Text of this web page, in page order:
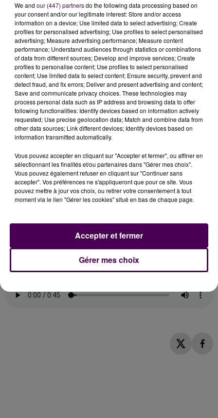
DES COLLECTES ITINÉRANTES AUSSI
DANS LES ÉCOLES ET LES
ENTREPRISES
Ce dispositif a pour but de sensibiliser les habitants au
recyclage :"En fin de vide-greniers, soit les
particuliers ramènent leurs objets invendus chez eux
et les donnent ou les remettent en vente par un
autre canal. Soit ils s’en débarrassent en les
déposant à la déchetterie"poursuit Romain
Chaupitre. L’association cible une dizaine
d’événements cette année.Les organisateurs de
Emmaüs pour bénéficier de ce dispositif. Ce
système de collecte itinérante peut aussi se déplacer
sur demande des entreprises ou des écoles.
Romain Chaupitre
We and our (447) partnersdo the following data processing based on
your consent and/or our legitimate interest: Store and/or access
information on a device; Use limited data to select advertising; Create
profiles for personalised advertising; Use profiles to select personalised
advertising; Measure advertising performance; Measure content
performance; Understand audiences through statistics or combinations
of data from different sources; Develop and improve services; Create
profiles to personalise content; Use profiles to select personalised
content; Use limited data to select content; Ensure security, prevent and
detect fraud, and fix errors; Deliver and present advertising and content;
Save and communicate privacy choices. These technologies may
process personal data such as IP address and browsing data to offer
following functionalities: Identify devices based on information actively
requested; Use precise geolocation data; Match and combine data from
other data sources; Link different devices; Identify devices based on
information transmitted automatically.
Vous pouvez accepter en cliquant sur "Accepter et fermer", ou affiner en
sélectionnant les finalités et/ou partenaires dans "Gérer mes choix".
Vous pouvez également refuser en cliquant sur "Continuer sans
accepter". Vos préférences ne s'appliqueront que pour ce site. Vous
pouvez mettre à jour vos choix, ou retirer votre consentement à tout
moment via le lien "Gérer les cookies" situé en bas de chaque page.
Gérer mes choix
Accepter et fermer